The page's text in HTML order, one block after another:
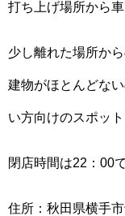
打ち上げ場所から
少し離れた場所か
建物がほとんどな
い方向けのスポット
閉店時間は22：00で
住所：秋田県横手